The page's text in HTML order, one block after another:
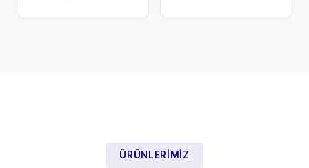
ÜRÜNLERIMIZ